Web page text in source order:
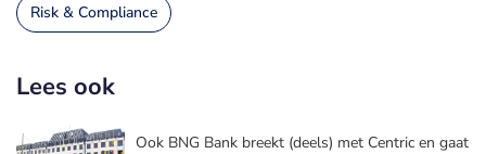
Risk & Compliance
Lees ook
Ook BNG Bank breekt (deels) met Centric en gaat